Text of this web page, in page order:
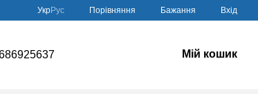
УкрРус Порівняння Бажання Вхід
Мій кошик